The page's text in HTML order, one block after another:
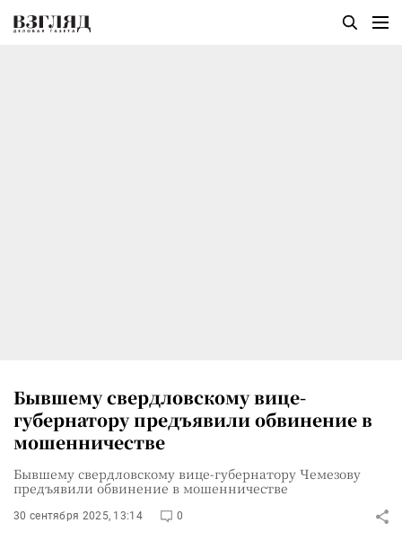
Бывшему свердловскому вице-
губернатору предъявили обвинение в
мошенничестве
Бывшему свердловскому вице-губернатору Чемезову
предъявили обвинение в мошенничестве
30 сентября 2025, 13:14 0